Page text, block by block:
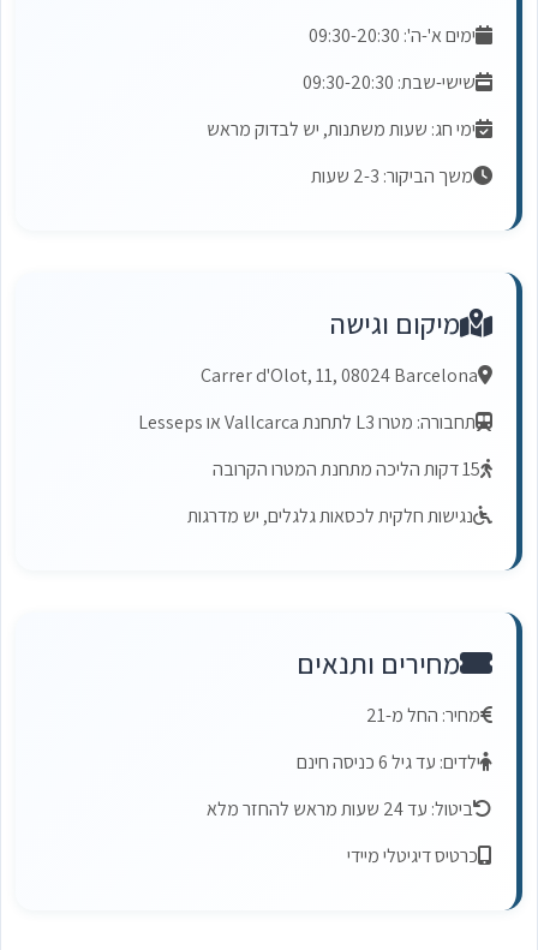
ימים א'-ה': 09:30-20:30
שישי-שבת: 09:30-20:30
ימי חג: שעות משתנות, יש לבדוק מראש
משך הביקור: 2-3 שעות
מיקום וגישה
Carrer d'Olot, 11, 08024 Barcelona
תחבורה: מטרו L3 לתחנת Vallcarca או Lesseps
15 דקות הליכה מתחנת המטרו הקרובה
נגישות חלקית לכסאות גלגלים, יש מדרגות
מחירים ותנאים
מחיר: החל מ-21
ילדים: עד גיל 6 כניסה חינם
ביטול: עד 24 שעות מראש להחזר מלא
כרטיס דיגיטלי מיידי